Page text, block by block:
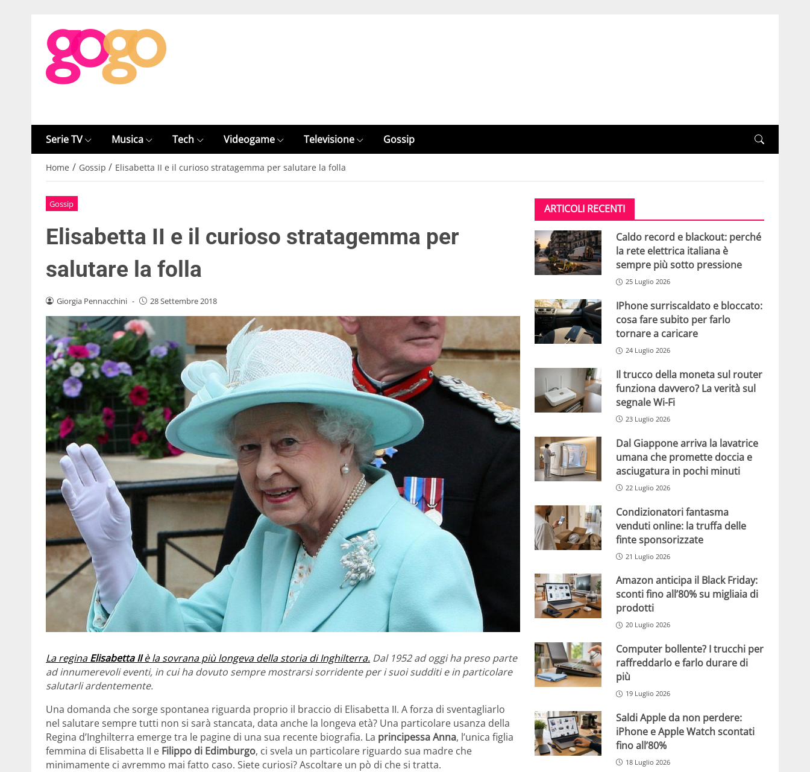
Serie TV Musica Tech Videogame Televisione Gossip
Home / Gossip / Elisabetta II e il curioso stratagemma per salutare la folla
Gossip
Elisabetta II e il curioso stratagemma per
salutare la folla
Giorgia Pennacchini - 28 Settembre 2018
La reginaElisabetta IIè la sovrana più longeva della storia di Inghilterra. Dal 1952 ad oggi ha preso parte
ad innumerevoli eventi, in cui ha dovuto sempre mostrarsi sorridente per i suoi sudditi e in particolare
salutarli ardentemente.
Una domanda che sorge spontanea riguarda proprio il braccio di Elisabetta II. A forza di sventagliarlo
nel salutare sempre tutti non si sarà stancata, data anche la longeva età? Una particolare usanza della
Regina d’Inghilterra emerge tra le pagine di una sua recente biografia. La principessa Anna, l’unica figlia
femmina di Elisabetta II e Filippo di Edimburgo, ci svela un particolare riguardo sua madre che
minimamente ci avremmo mai fatto caso. Siete curiosi? Ascoltare un pò di che si tratta.
ARTICOLI RECENTI
Caldo record e blackout: perché
la rete elettrica italiana è
sempre più sotto pressione
25 Luglio 2026
IPhone surriscaldato e bloccato:
cosa fare subito per farlo
tornare a caricare
24 Luglio 2026
Il trucco della moneta sul router
funziona davvero? La verità sul
segnale Wi-Fi
23 Luglio 2026
Dal Giappone arriva la lavatrice
umana che promette doccia e
asciugatura in pochi minuti
22 Luglio 2026
Condizionatori fantasma
venduti online: la truffa delle
finte sponsorizzate
21 Luglio 2026
Amazon anticipa il Black Friday:
sconti fino all’80% su migliaia di
prodotti
20 Luglio 2026
Computer bollente? I trucchi per
raffreddarlo e farlo durare di
più
19 Luglio 2026
Saldi Apple da non perdere:
iPhone e Apple Watch scontati
fino all’80%
18 Luglio 2026